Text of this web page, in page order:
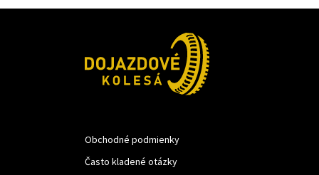
Obchodné podmienky
Často kladené otázky